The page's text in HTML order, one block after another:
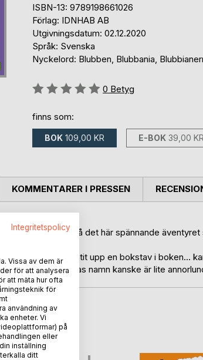
ISBN-13: 9789198661026
Förlag: IDNHAB AB
Utgivningsdatum: 02.12.2020
Språk: Svenska
Nyckelord: Blubben, Blubbania,
Betyg::
0 Betyg
finns som:
BOK 109,00 KR E-BOK 39,00 KR
& Blubbianerna på det här spännande
varit busig och ätit upp en bokstav i boken...
att Blubbianernas namn kanske är lite
KOMMENTARER I PRESSEN
BoD
Integritetspolicy
Vissa av dem är
för att analysera
att mäta hur ofta
för
användning av
enheter. Vi
på
eller
inställning
ditt